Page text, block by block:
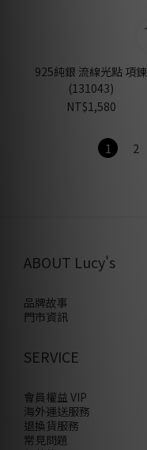
925純銀 流線光點 項鍊
(131043)
NT$1,580
1 2
ABOUT Lucy's
品牌故事
門市資訊
SERVICE
會員權益 VIP
海外運送服務
退換貨服務
常見問題